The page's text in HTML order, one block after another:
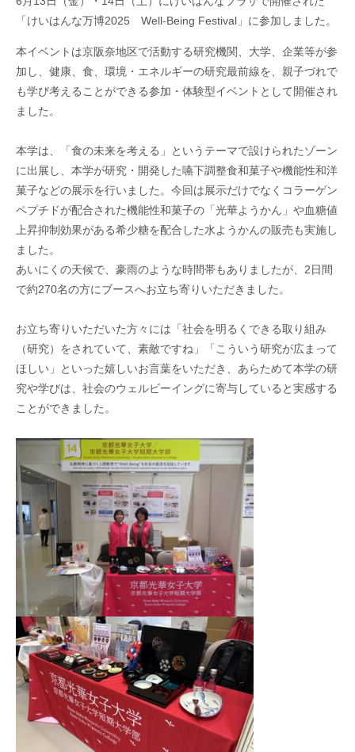
「けいはんな万博2025 Well-Being Festival」に参加しました。
本イベントは京阪奈地区で活動する研究機関、大学、企業等が参
加し、健康、食、環境・エネルギーの研究最前線を、親子づれで
も学び考えることができる参加・体験型イベントとして開催され
ました。
本学は、「食の未来を考える」
というテーマで設けられたゾーン
に出展し、本学が研究・開発した嚥下調整食和菓子や機能性和洋
菓子などの展示を行いました。今回は展示だけでなくコラーゲン
ペプチドが配合された機能性和菓子の「光華ようかん」や血糖値
上昇抑制効果がある希少糖を配合した水ようかんの販売も実施し
ました。
あいにくの天候で、豪雨のような時間帯もありましたが、2日間
で約270名の方にブースへお立ち寄りいただきました。
お立ち寄りいただいた方々には「社会を明るくできる取り組み
（研究）をされていて、素敵ですね」「こういう研究が広まって
ほしい」といった嬉しいお言葉をいただき、あらためて本学の研
究や学びは、社会のウェルビーイングに寄与していると実感する
ことができました。